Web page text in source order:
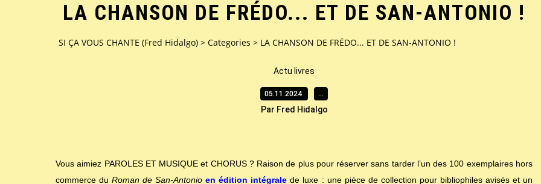
LA CHANSON DE FRÉDO... ET DE SAN-ANTONIO !
SI ÇA VOUS CHANTE (Fred Hidalgo) > Categories > LA CHANSON DE FRÉDO... ET DE SAN-ANTONIO !
Actu livres
05.11.2024 …
Par Fred Hidalgo
Vous aimiez PAROLES ET MUSIQUE et CHORUS ? Raison de plus pour réserver sans tarder l’un des 100 exemplaires hors
commerce duRoman de San-Antonio en édition intégrale de luxe : une pièce de collection pour bibliophiles avisés et un